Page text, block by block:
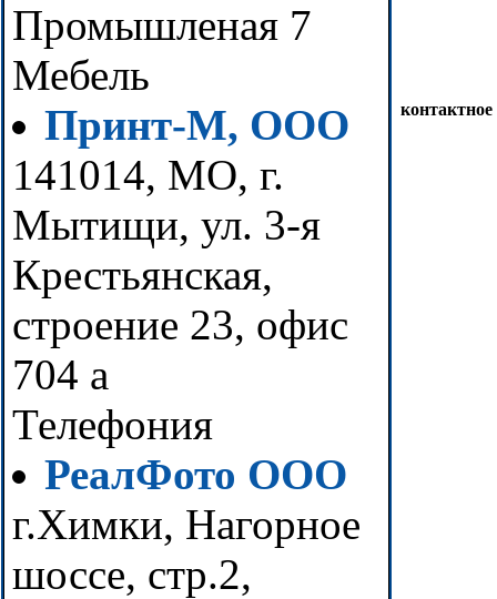
Промышленая 7
Мебель
Принт-М, ООО
141014, МО, г.
Мытищи, ул. 3-я
Крестьянская,
строение 23, офис
704 а
Телефония
РеалФото ООО
г.Химки, Нагорное
шоссе, стр.2,